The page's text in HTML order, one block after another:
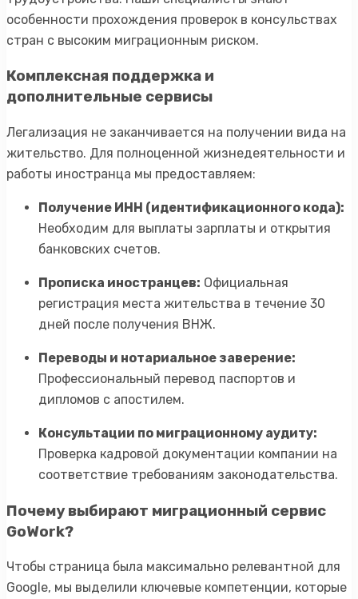
особенности прохождения проверок в консульствах
стран с высоким миграционным риском.
Комплексная поддержка и
дополнительные сервисы
Легализация не заканчивается на получении вида на
жительство. Для полноценной жизнедеятельности и
работы иностранца мы предоставляем:
Получение ИНН (идентификационного кода):
Необходим для выплаты зарплаты и открытия
банковских счетов.
Прописка иностранцев: Официальная
регистрация места жительства в течение 30
дней после получения ВНЖ.
Переводы и нотариальное заверение:
Профессиональный перевод паспортов и
дипломов с апостилем.
Консультации по миграционному аудиту:
Проверка кадровой документации компании на
соответствие требованиям законодательства.
Почему выбирают миграционный сервис
GoWork?
Чтобы страница была максимально релевантной для
Google, мы выделили ключевые компетенции, которые